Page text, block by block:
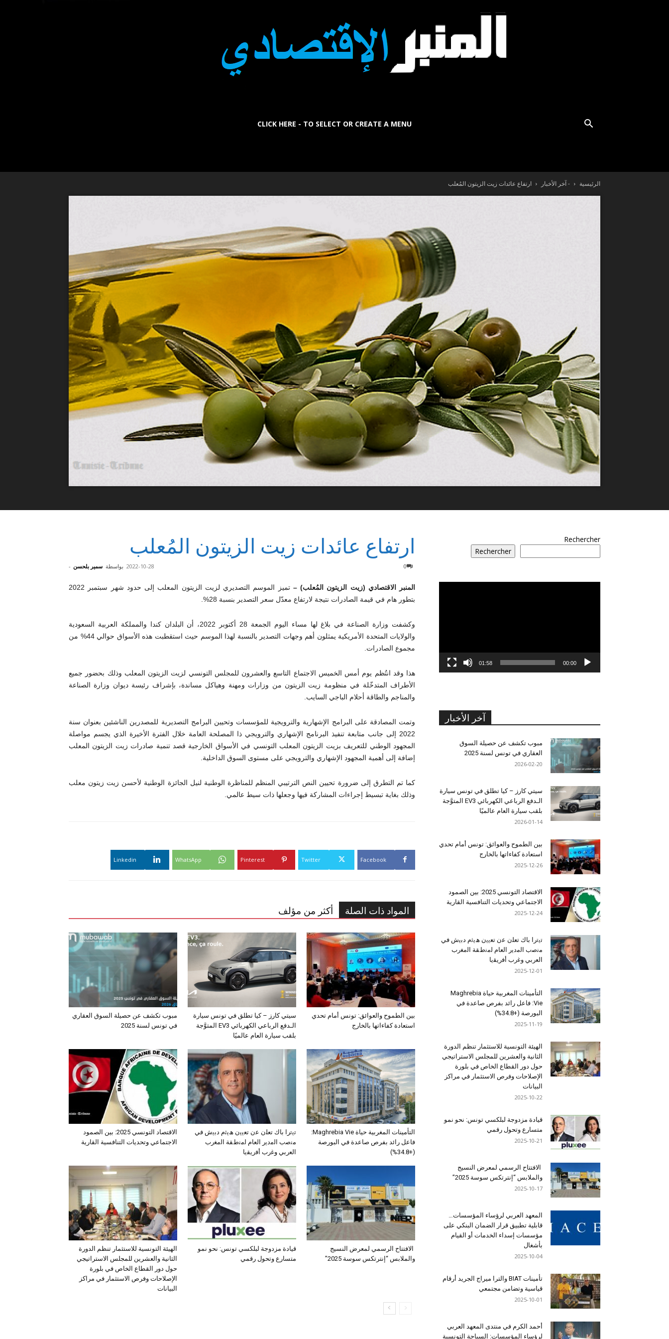
CLICK HERE - TO SELECT OR CREATE A MENU
الرئيسية - آخر الأخبار ارتفاع عائدات زيت الزيتون المُعلب
ارتفاع عائدات زيت الزيتون المُعلب
بواسطة سمير بلحسن - 2022-10-28 0
المنبر الاقتصادي (زيت الزيتون المُعلب) –
تميز الموسم التصديري لزيت الزيتون المعلب إلى حدود شهر سبتمبر 2022
بتطور هام في قيمة الصادرات نتيجة لارتفاع معدّل سعر التصدير بنسبة 28%.
وكشفت وزارة الصناعة في بلاغ لها مساء اليوم الجمعة 28 أكتوبر 2022، أن البلدان كندا والمملكة العربية السعودية
والولايات المتحدة الأمريكية يمثلون أهم وجهات التصدير بالنسبة لهذا الموسم حيث استقطبت هذه الأسواق حوالي 44% من
مجموع الصادرات.
هذا وقد انتُظم يوم أمس الخميس الاجتماع التاسع والعشرون للمجلس التونسي لزيت الزيتون المعلب وذلك بحضور جميع
الأطراف المتدخّلة في منظومة زيت الزيتون من وزارات ومهنة وهياكل مساندة، بإشراف رئيسة ديوان وزارة الصناعة
والمناجم والطاقة أحلام الباجي السايب.
وتمت المصادقة على البرامج الإشهارية والترويجية للمؤسسات وتحيين البرامج التصديرية للمصدرين الناشئين بعنوان سنة
2022 إلى جانب متابعة تنفيذ البرنامج الإشهاري والترويجي ذا المصلحة العامة خلال الفترة الأخيرة الذي يجسم مواصلة
المجهود الوطني للتعريف بزيت الزيتون المعلب التونسي في الأسواق الخارجية قصد تنمية صادرات زيت الزيتون المعلب
إضافة إلى أهمية المجهود الإشهاري والترويجي على مستوى السوق الداخلية.
كما تم التطرق إلى ضرورة تحيين النص الترتيبي المنظم للمناظرة الوطنية لنيل الجائزة الوطنية لأحسن زيت زيتون معلب
وذلك بغاية تبسيط إجراءات المشاركة فيها وجعلها ذات سيط عالمي.
Facebook
Twitter
Pinterest
WhatsApp
Linkedin
المواد ذات الصلة أكثر من مؤلف
مبوب تكشف عن حصيلة السوق العقاري
في تونس لسنة 2025
سيتي كارز – كيا تطلق في تونس سيارة
الـدفع الرباعي الكهربائي EV3 المتوَّجة
بلقب سيارة العام عالميًا
بين الطموح والعوائق: تونس أمام تحدي
استعادة كفاءاتها بالخارج
الاقتصاد التونسي 2025: بين الصمود
الاجتماعي وتحديات التنافسية القارية
ﺗﯾﺗرا ﺑﺎك ﺗﻌﻠن ﻋن ﺗﻌﯾﯾن ھﯾﺛم دﺑﯾش ﻓﻲ
ﻣﻧﺻب اﻟﻣدﯾر اﻟﻌﺎم ﻟﻣﻧطﻘﺔ اﻟﻣﻐرب
اﻟﻌرﺑﻲ وﻏرب أﻓرﯾﻘﯾﺎ
التأمينات المغربية حياة Maghrebia Vie:
فاعل رائد بفرص صاعدة في البورصة
(+34.8%)
الهيئة التونسية للاستثمار تنظم الدورة
الثانية والعشرين للمجلس الاستراتيجي
حول دور القطاع الخاص في بلورة
الإصلاحات وفرص الاستثمار في مراكز
البيانات
قيادة مزدوجة لبلكسي تونس: نحو نمو
متسارع وتحول رقمي
الافتتاح الرسمي لمعرض النسيج
والملابس “إنترتكس سوسة 2025”
Rechercher
Rechercher
00:00
01:58
آخر الأخبار
مبوب تكشف عن حصيلة السوق
العقاري في تونس لسنة 2025
2026-02-20
سيتي كارز – كيا تطلق في تونس سيارة
الـدفع الرباعي الكهربائي EV3 المتوَّجة
بلقب سيارة العام عالميًا
2026-01-14
بين الطموح والعوائق: تونس أمام تحدي
استعادة كفاءاتها بالخارج
2025-12-26
الاقتصاد التونسي 2025: بين الصمود
الاجتماعي وتحديات التنافسية القارية
2025-12-24
ﺗﯾﺗرا ﺑﺎك ﺗﻌﻠن ﻋن ﺗﻌﯾﯾن ھﯾﺛم دﺑﯾش ﻓﻲ
ﻣﻧﺻب اﻟﻣدﯾر اﻟﻌﺎم ﻟﻣﻧطﻘﺔ اﻟﻣﻐرب
اﻟﻌرﺑﻲ وﻏرب أﻓرﯾﻘﯾﺎ
2025-12-01
التأمينات المغربية حياة Maghrebia
Vie: فاعل رائد بفرص صاعدة في
البورصة (+34.8%)
2025-11-19
الهيئة التونسية للاستثمار تنظم الدورة
الثانية والعشرين للمجلس الاستراتيجي
حول دور القطاع الخاص في بلورة
الإصلاحات وفرص الاستثمار في مراكز
البيانات
2025-10-22
قيادة مزدوجة لبلكسي تونس: نحو نمو
متسارع وتحول رقمي
2025-10-21
الافتتاح الرسمي لمعرض النسيج
والملابس “إنترتكس سوسة 2025”
2025-10-17
المعهد العربي لرؤساء المؤسسات…
قابلية تطبيق قرار الضمان البنكي على
مؤسسات إسداء الخدمات أو القيام
بأشغال
2025-10-04
تأمينات BIAT والترا ميراج الجريد أرقام
قياسية وتضامن مجتمعي
2025-10-01
أحمد الكرم في منتدى المعهد العربي
لرؤساء المؤسسات: السياحة التونسية